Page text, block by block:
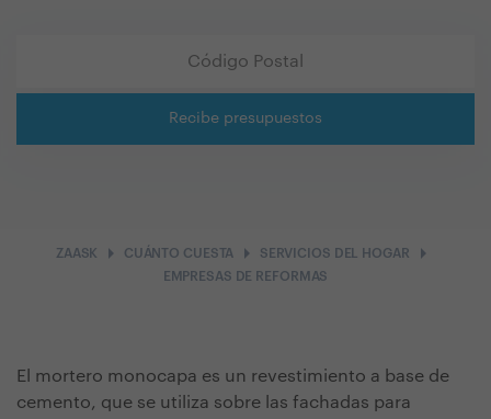
Recibe presupuestos
ZAASK arrow_right CUÁNTO CUESTA arrow_right SERVICIOS DEL HOGAR arrow_right
EMPRESAS DE REFORMAS
El mortero monocapa es un revestimiento a base de
cemento, que se utiliza sobre las fachadas para